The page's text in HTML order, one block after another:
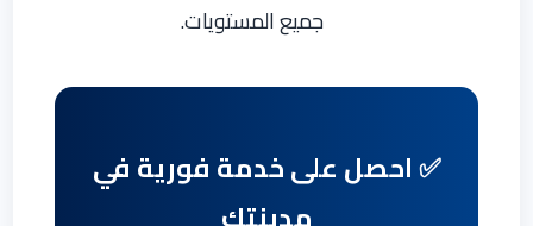
جميع المستويات.
✅ احصل على خدمة فورية في